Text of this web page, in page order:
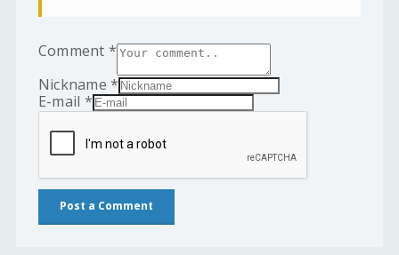
Comment *
Nickname*
E-mail *